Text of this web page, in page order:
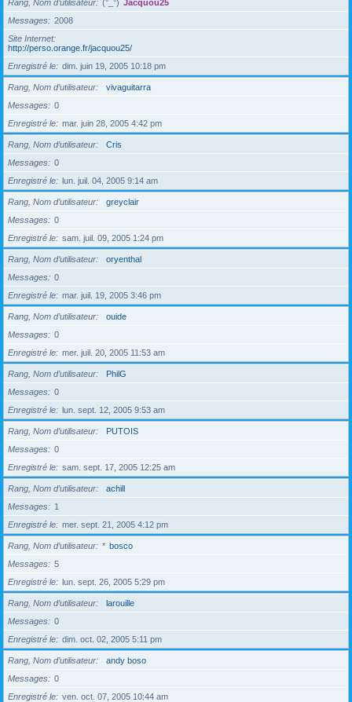
Rang, Nom d’utilisateur (°_°) Jacquou25
Messages
2008
Site Internet
http://perso.orange.fr/jacquou25/
Enregistré le
dim. juin 19, 2005 10:18 pm
Rang, Nom d’utilisateur
vivaguitarra
Messages
0
Enregistré le
mar. juin 28, 2005 4:42 pm
Rang, Nom d’utilisateur
Cris
Messages
0
Enregistré le
lun. juil. 04, 2005 9:14 am
Rang, Nom d’utilisateur
greyclair
Messages
0
Enregistré le
sam. juil. 09, 2005 1:24 pm
Rang, Nom d’utilisateur
oryenthal
Messages
0
Enregistré le
mar. juil. 19, 2005 3:46 pm
Rang, Nom d’utilisateur
ouide
Messages
0
Enregistré le
mer. juil. 20, 2005 11:53 am
Rang, Nom d’utilisateur
PhilG
Messages
0
Enregistré le
lun. sept. 12, 2005 9:53 am
Rang, Nom d’utilisateur
PUTOIS
Messages
0
Enregistré le
sam. sept. 17, 2005 12:25 am
Rang, Nom d’utilisateur
achill
Messages
1
Enregistré le
mer. sept. 21, 2005 4:12 pm
Rang, Nom d’utilisateur * bosco
Messages
5
Enregistré le
lun. sept. 26, 2005 5:29 pm
Rang, Nom d’utilisateur
larouille
Messages
0
Enregistré le
dim. oct. 02, 2005 5:11 pm
Rang, Nom d’utilisateur
andy boso
Messages
0
Enregistré le
ven. oct. 07, 2005 10:44 am